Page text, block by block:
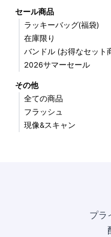
セール商品
ラッキーバッグ(福袋)
在庫限り
バンドル (お得なセット
2026サマーセール
その他
全ての商品
フラッシュ
現像&スキャン
プラ